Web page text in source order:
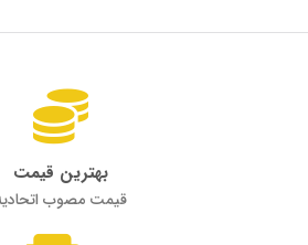
بهترین قیمت
قیمت مصوب